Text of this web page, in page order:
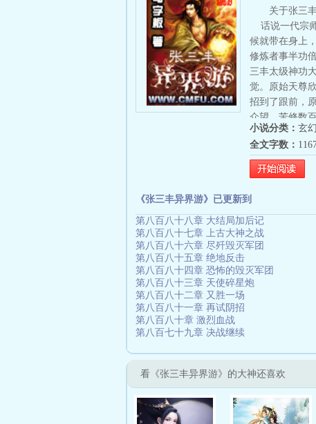
关于张三
话说一代宗
候就带在身上
修炼者事半功
三丰太级神功
觉。原始天尊
招到了跟前，
众望，苦修数
天内破不了他
赤炼梧桐等物
亟天火之身，
遨游，重取名‘
了。一件是‘佛
原始天尊压箱
天火中祭练了
顾此，别人都
兄弟，被孙大
天被后世称作“
老狐狸智慧，
小说分类： 玄
全文字数：
《张三丰异界游》已更新到
第八百八十八章 大结局加后记
第八百八十七章 上古大神之战
第八百八十六章 尽歼毁灭军团
第八百八十五章 绝地反击
第八百八十四章 恐怖的毁灭军团
第八百八十三章 天使碎星炮
第八百八十二章 又胜一场
第八百八十一章 再试阴招
第八百八十章 激烈血战
第八百七十九章 决战继续
看《张三丰异界游》的大神还喜欢